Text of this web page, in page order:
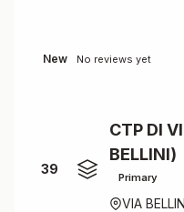
New No reviews yet
39
CTP DI
BELLINI)
Primary
VIA